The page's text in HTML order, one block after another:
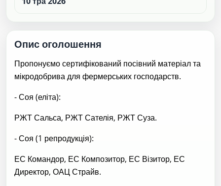
Опис оголошення
Пропонуємо сертифікований посівний матеріал та
мікродобрива для фермерських господарств.
- Соя (еліта):
РЖТ Сальса, РЖТ Сателія, РЖТ Суза.
- Соя (1 репродукція):
ЕС Командор, ЕС Композитор, ЕС Візитор, ЕС
Директор, ОАЦ Страйв.